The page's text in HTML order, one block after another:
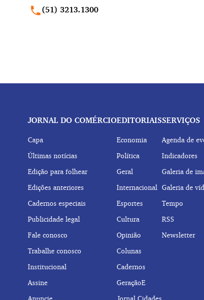
(51) 3213.1300
JORNAL DO COMÉRCIO
Capa
Últimas notícias
Edição para folhear
Edições anteriores
Cadernos especiais
Publicidade legal
Fale conosco
Trabalhe conosco
Institucional
Assine
Anuncie
EDITORIAIS
Economia
Política
Geral
Internacional
Esportes
Cultura
Opinião
Colunas
Cadernos
GeraçãoE
Jornal Cidades
SERVIÇOS
Agenda de
Indicadores
Galeria de
Galeria de
Tempo
RSS
Newsletter